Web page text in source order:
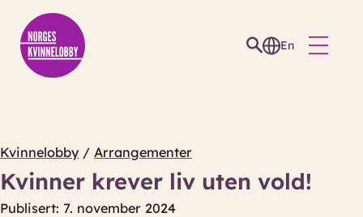
En
Kvinnelobby/ Arrangementer
Kvinner krever liv uten vold!
Publisert: 7. november 2024